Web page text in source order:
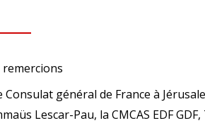
général de France à
Lescar-Pau, la CMCAS EDF